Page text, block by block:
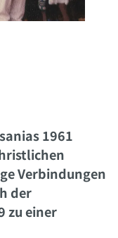
1961
Verbindungen
der
zu einer